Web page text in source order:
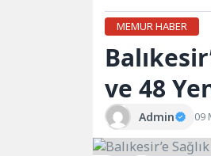
MEMUR HABER
ve 48
Admin 09